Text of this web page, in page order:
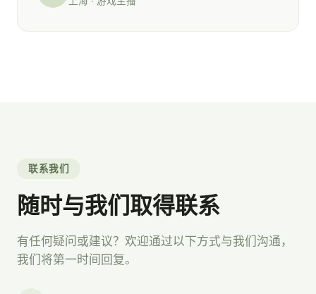
联系我们
随时与我们取得联系
有任何疑问或建议？欢迎通过以下方式与我们沟通，
我们将第一时间回复。